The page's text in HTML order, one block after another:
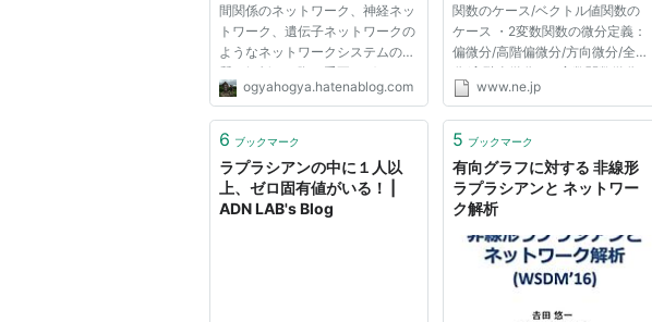
間関係のネットワーク、神経ネッ
トワーク、遺伝子ネットワークの
ようなネットワークシステムの性
質を解析する際に重要なグラフラ
プラシアンについて解説します
け解説します）。 グラフ、隣接
ogyahogya.hatenablog.com
関数のケース/ベクトル値関数の
ケース ・2変数関数の微分定義：
偏微分/高階偏微分/方向微分/全微
分/高階全微分 ・2変数関数微分の
応用：合成関数の微分/平均値定
数定理/逆関数定理/ラグランジュ
www.ne.jp
6 ブックマーク
ラプラシアンの中に１人以
上、ゼロ固有値がいる！ |
ADN LAB's Blog
5 ブックマーク
有向グラフに対する 非線形
ラプラシアンと ネットワー
ク解析